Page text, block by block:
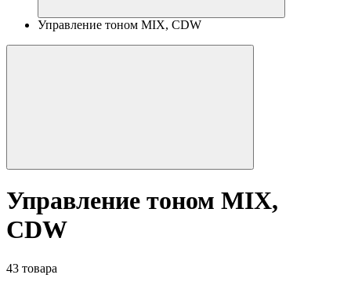
Управление тоном MIX, CDW
Управление тоном MIX,
CDW
43 товара